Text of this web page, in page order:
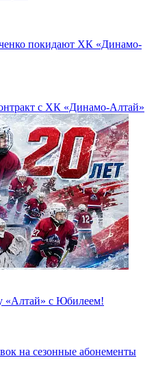
покидают ХК «Динамо-
с ХК «Динамо-Алтай»
«Алтай» с Юбилеем!
на сезонные абонементы